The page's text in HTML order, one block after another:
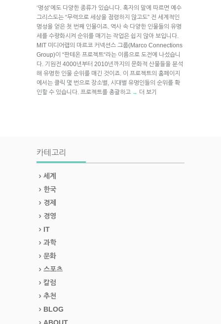
‘명성’에도 다양한 종류가 있습니다. 혹자의 말에 따르면 예수
그리스도는 “무력으로 세상을 점령하지 않고도” 전 세계적인
명성을 얻은 첫 번째 인물이죠. 역사 속 다양한 인물들의 유명
세를 수량화시켜 순위를 매기는 작업은 쉽지 않아 보입니다.
MIT 미디어랩의 마르코 커넥션스 그룹(Marco Connections
Group)이 “판테온 프로젝트“라는 이름으로 도전에 나섰습니
다. 기원전 4000년부터 2010년까지의 문화적 산물들을 분석
해 유명한 인물 순위를 매긴 것이죠. 이 프로젝트의 홈페이지
에서는 클릭 몇 번으로 장소별, 시대별 유명인들의 순위를 확
인할 수 있습니다. 프로젝트를 총괄하고 → 더 보기
카테고리
세계
한국
경제
경영
IT
과학
문화
스포츠
칼럼
추천
BLOG
ABOUT